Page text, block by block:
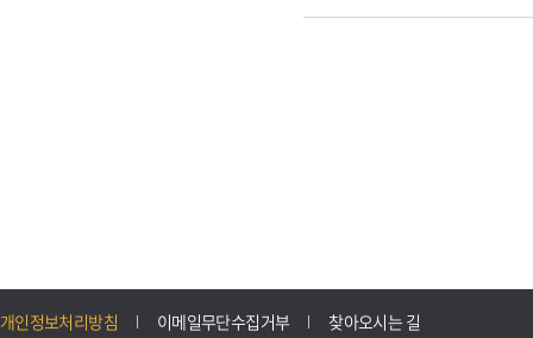
개인정보처리방침 이메일무단수집거부 찾아오시는 길